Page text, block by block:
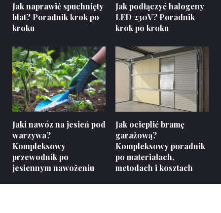
Jak naprawić spuchnięty
blat? Poradnik krok po
kroku
Jak podłączyć halogeny
LED 230V? Poradnik
krok po kroku
Jaki nawóz na jesień pod
warzywa?
Kompleksowy
przewodnik po
jesiennym nawożeniu
Jak ocieplić bramę
garażową?
Kompleksowy poradnik
po materiałach,
metodach i kosztach